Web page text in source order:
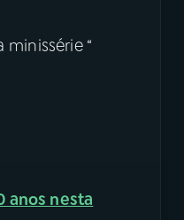
“
anos nesta